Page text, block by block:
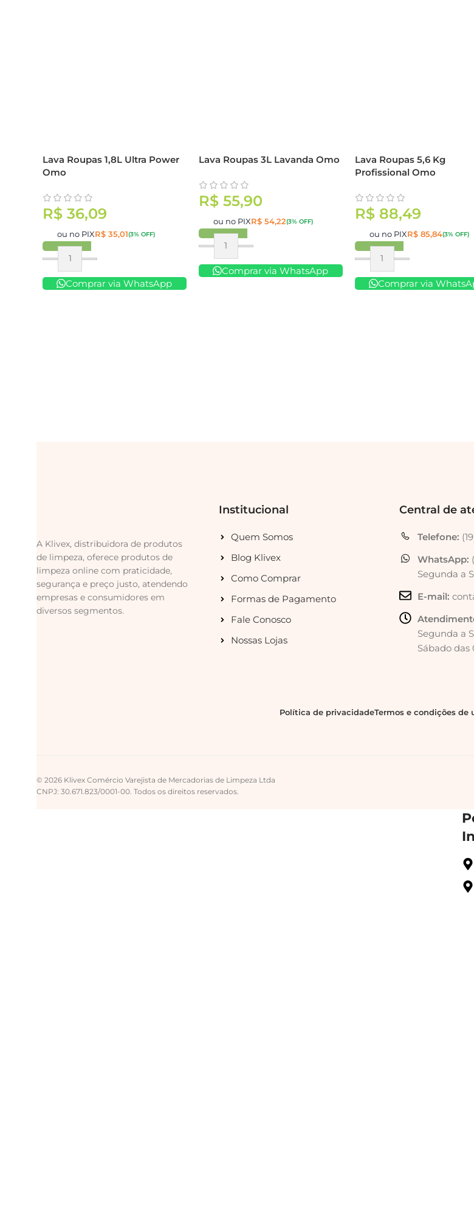
Lava Roupas 1,8L Ultra Power
Omo
R$ 36,09
ou no PIXR$ 35,01(3% OFF)
Comprar
Comprar via WhatsApp
Lava Roupas 3L Lavanda Omo
R$55,90
ou no PIXR$54,22(3% OFF)
Comprar
Comprar via WhatsApp
Lava Roupas 5,6 Kg
Profissional Omo
R$88,49
ou no PIXR$85,84(3% OFF)
Comprar
Comprar via
A Klivex, distribuidora de produtos
de limpeza, oferece produtos de
limpeza online com praticidade,
segurança e preço justo, atendendo
empresas e consumidores em
diversos segmentos.
Institucional
Quem Somos
Blog Klivex
Como Comprar
Formas de Pagamento
Fale Conosco
Nossas Lojas
Central de
Telefone:
WhatsApp:
Segunda a
E-mail:
Segunda a
Sábado das
Política de privacidadeTermos e condições de
© 2026 Klivex Comércio Varejista de Mercadorias de Limpeza Ltda
CNPJ: 30.671.823/0001-00. Todos os direitos reservados.